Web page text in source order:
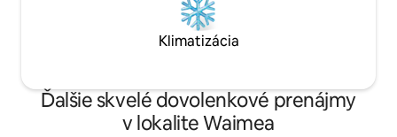
Klimatizácia
Ďalšie skvelé dovolenkové prenájmy
v lokalite Waimea